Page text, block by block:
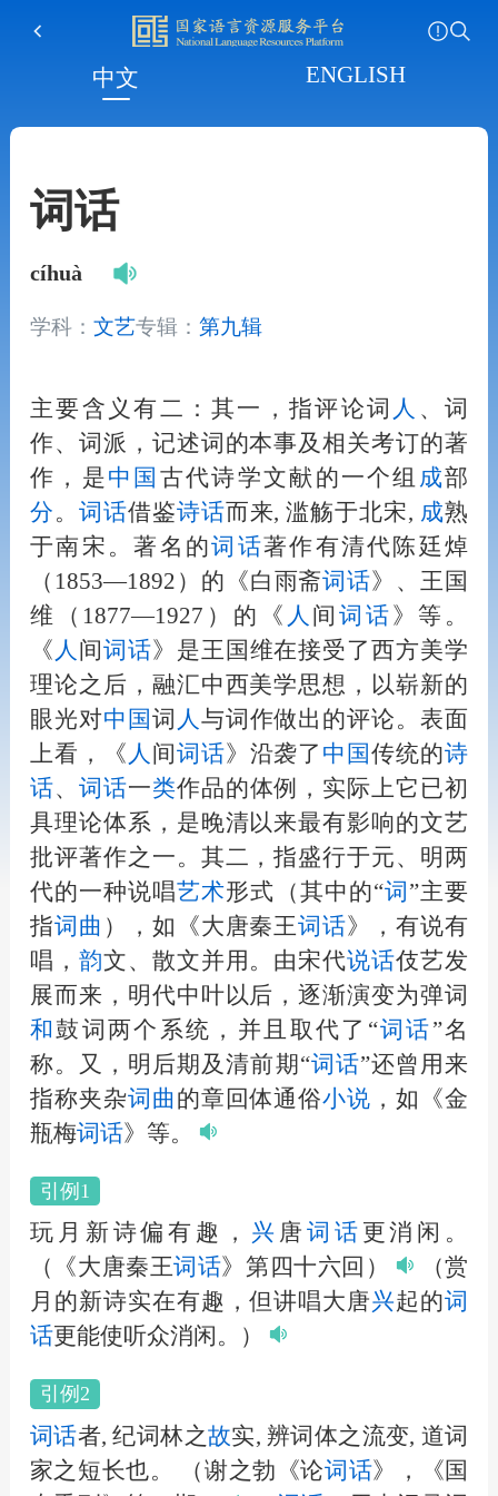
中文 ENGLISH
词话
cíhuà
学科： 文艺专辑： 第九辑
主要含义有二：其一，指评论词 人 、词
作、词派，记述词的本事及相关考订的著
作，是中国 古代诗学文献的一个组 成部
分。 词话借鉴诗话而来, 滥觞于北宋, 成熟
于南宋。著名的词话著作有清代陈廷焯
（1853—1892）的《白雨斋词话》、王国
维（1877—1927）的《 人 间词话 》等。
《 人 间词话》是王国维在接受了西方美学
理论之后，融汇中西美学思想，以崭新的
眼光对中国 词 人 与词作做出的评论。表面
上看，《 人 间词话》沿袭了 中国传统的诗
话、 词话一类作品的体例，实际上它已初
具理论体系，是晚清以来最有影响的文艺
批评著作之一。其二，指盛行于元、明两
代的一种说唱艺术形式（其中的“词 ”主要
指词曲 ），如《大唐秦王词话》，有说有
唱， 韵文、散文并用。由宋代说话伎艺发
展而来，明代中叶以后，逐渐演变为弹词
和 鼓词两个系统，并且取代了“词话”名
称。又，明后期及清前期“词话”还曾用来
指称夹杂词曲的章回体通俗小说 ，如《金
瓶梅词话》等。
引例1
玩月新诗偏有趣， 兴 唐 词话 更消闲。
（《大唐秦王词话》第四十六回）
（赏
月的新诗实在有趣，但讲唱大唐兴起的词
话更能使听众消闲。）
引例2
词话者, 纪词林之故实, 辨词体之流变, 道词
家之短长也。
（谢之勃《论词话》，《国